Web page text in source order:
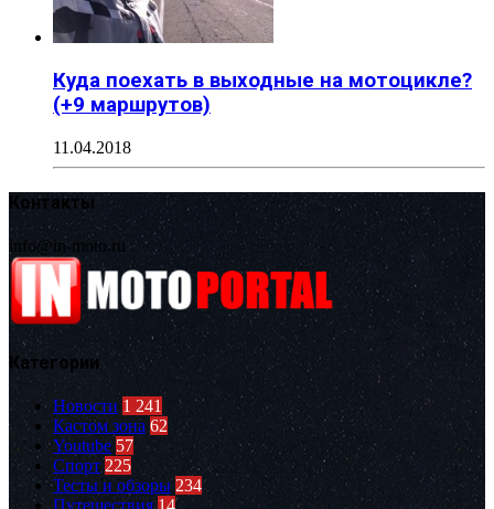
Куда поехать в выходные на мотоцикле?
(+9 маршрутов)
11.04.2018
Контакты
info@in-moto.ru
Категории
Новости 1 241
Кастом зона 62
Youtube 57
Спорт 225
Тесты и обзоры 234